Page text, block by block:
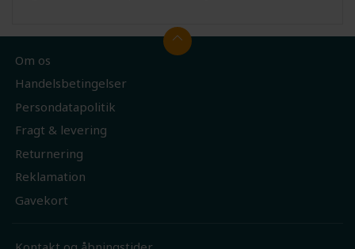
Om os
Handelsbetingelser
Persondatapolitik
Fragt & levering
Returnering
Reklamation
Gavekort